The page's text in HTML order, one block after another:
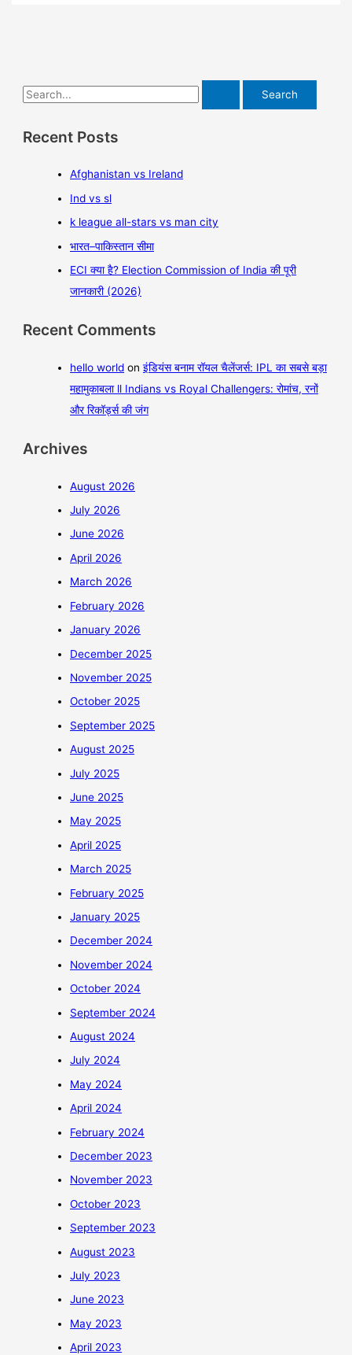
Recent Posts
Afghanistan vs Ireland
Ind vs sl
k league all-stars vs man city
भारत–पाकिस्तान सीमा
ECI क्या है? Election Commission of India की पूरी
जानकारी (2026)
Recent Comments
hello world onइंडियंस बनाम रॉयल चैलेंजर्स: IPL का सबसे बड़ा
महामुकाबला ll Indians vs Royal Challengers: रोमांच, रनों
और रिकॉर्ड्स की जंग
Archives
August 2026
July 2026
June 2026
April 2026
March 2026
February 2026
January 2026
December 2025
November 2025
October 2025
September 2025
August 2025
July 2025
June 2025
May 2025
April 2025
March 2025
February 2025
January 2025
December 2024
November 2024
October 2024
September 2024
August 2024
July 2024
May 2024
April 2024
February 2024
December 2023
November 2023
October 2023
September 2023
August 2023
July 2023
June 2023
May 2023
April 2023